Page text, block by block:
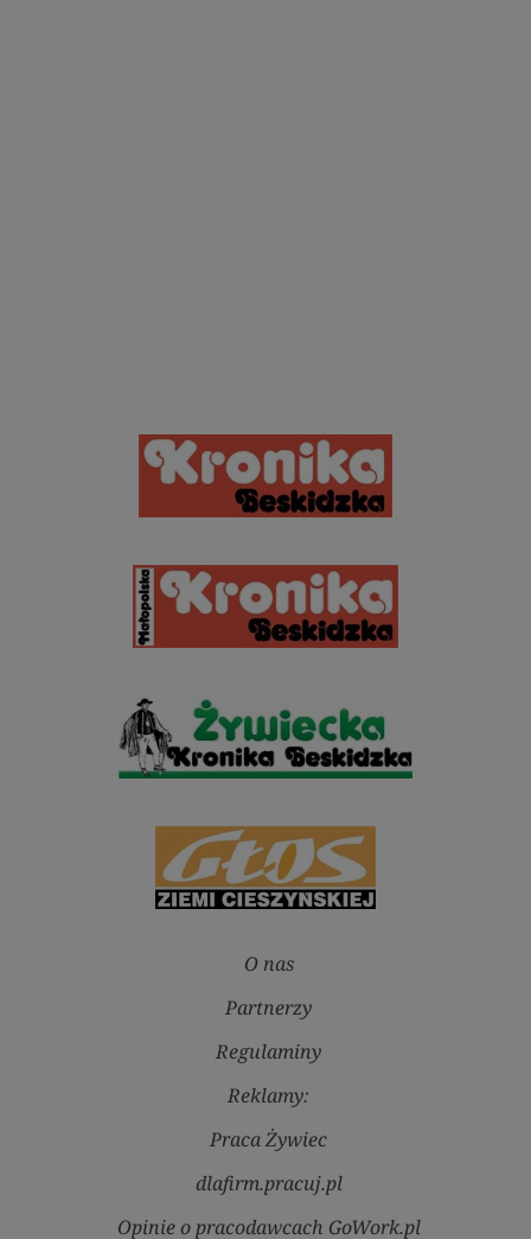
O nas
Partnerzy
Regulaminy
Reklamy:
Praca Żywiec
dlafirm.pracuj.pl
Opinie o pracodawcach GoWork.pl